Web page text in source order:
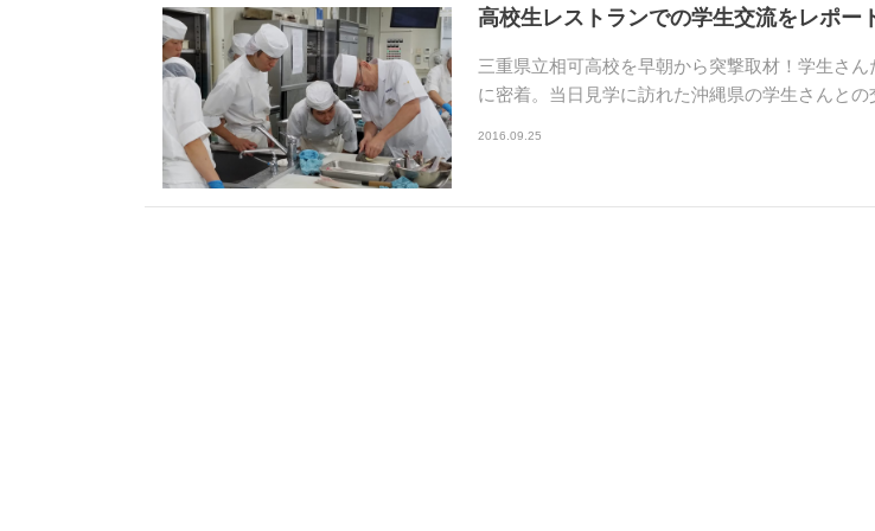
高校生レストランでの学生交流をレポー
三重県立相可高校を早朝から突撃取材！学生さん
に密着。当日見学に訪れた沖縄県の学生さんとの
2016.09.25